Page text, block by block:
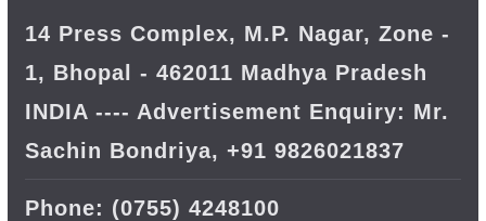
14 Press Complex, M.P. Nagar, Zone -
1, Bhopal - 462011 Madhya Pradesh
INDIA ---- Advertisement Enquiry: Mr.
Sachin Bondriya, +91 9826021837
Phone: (0755) 4248100